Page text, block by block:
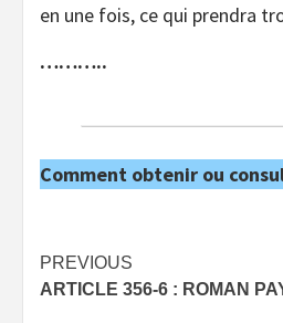
en une fois, ce qui prendra
………..
Comment obtenir ou
Post
navigation
PREVIOUS
ARTICLE 356-6 : ROMAN